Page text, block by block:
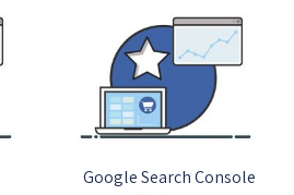
Google Search Console